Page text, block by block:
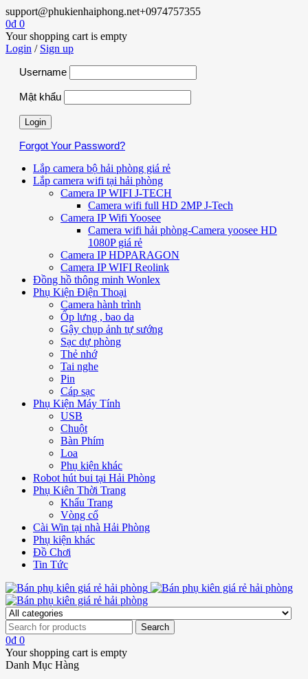
support@phukienhaiphong.net+0974757355
0₫ 0
Your shopping cart is empty
Login / Sign up
Username
Mật khẩu
Forgot Your Password?
Lắp camera bộ hải phòng giá rẻ
Lắp camera wifi tại hải phòng
Camera IP WIFI J-TECH
Camera wifi full HD 2MP J-Tech
Camera IP Wifi Yoosee
Camera wifi hải phòng-Camera yoosee HD
1080P giá rẻ
Camera IP HDPARAGON
Camera IP WIFI Reolink
Đồng hồ thông minh Wonlex
Phụ Kiện Điện Thoại
Camera hành trình
Ốp lưng , bao da
Gậy chụp ảnh tự sướng
Sạc dự phòng
Thẻ nhớ
Tai nghe
Pin
Cáp sạc
Phụ Kiện Máy Tính
USB
Chuột
Bàn Phím
Loa
Phụ kiện khác
Robot hút bui tại Hải Phòng
Phụ Kiên Thời Trang
Khẩu Trang
Vòng cổ
Cài Win tại nhà Hải Phòng
Phụ kiện khác
Đồ Chơi
Tin Tức
0₫ 0
Your shopping cart is empty
Danh Mục Hàng